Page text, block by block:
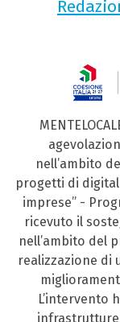
nell’ambito
progetti di
imprese” -
ricevuto il
nell’ambito del
realizzazione di
L’intervento
infrastrutture